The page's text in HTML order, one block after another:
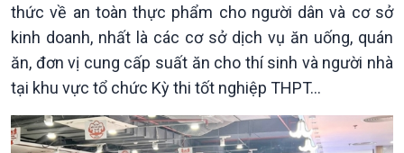
Chính trị
Tin Chính trị
Quốc hội với cử tri
Thế giới
Tin thế giới
Hồ sơ sự kiện quốc tế
thức về an toàn thực phẩm cho người dân và cơ sở
kinh doanh, nhất là các cơ sở dịch vụ ăn uống, quán
ăn, đơn vị cung cấp suất ăn cho thí sinh và người nhà
tại khu vực tổ chức Kỳ thi tốt nghiệp THPT...